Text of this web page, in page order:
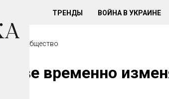
ТРЕНДЫ ВОЙНА В УКРАИНЕ
Общество
временно